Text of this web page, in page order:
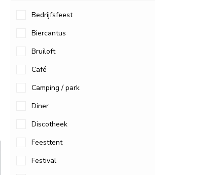
Bedrijfsfeest
Biercantus
Bruiloft
Café
Camping / park
Diner
Discotheek
Feesttent
Festival